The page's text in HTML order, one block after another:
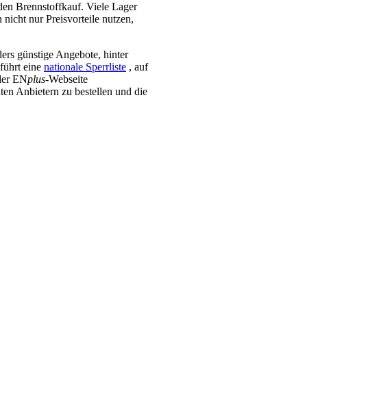
Brennstoffkauf. Viele Lager
nur Preisvorteile nutzen,
günstige Angebote, hinter
eine nationale Sperrliste , auf
ENplus-Webseite
Anbietern zu bestellen und die